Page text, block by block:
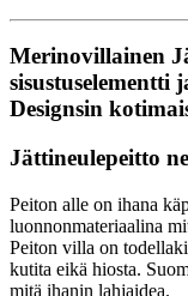
Merinovillainen
sisustuselementti
Designsin
Jättineulepeitto
Peiton alle on ihana
luonnonmateriaalina
Peiton villa on
kutita eikä hiosta.
mitä ihanin lahjaidea.